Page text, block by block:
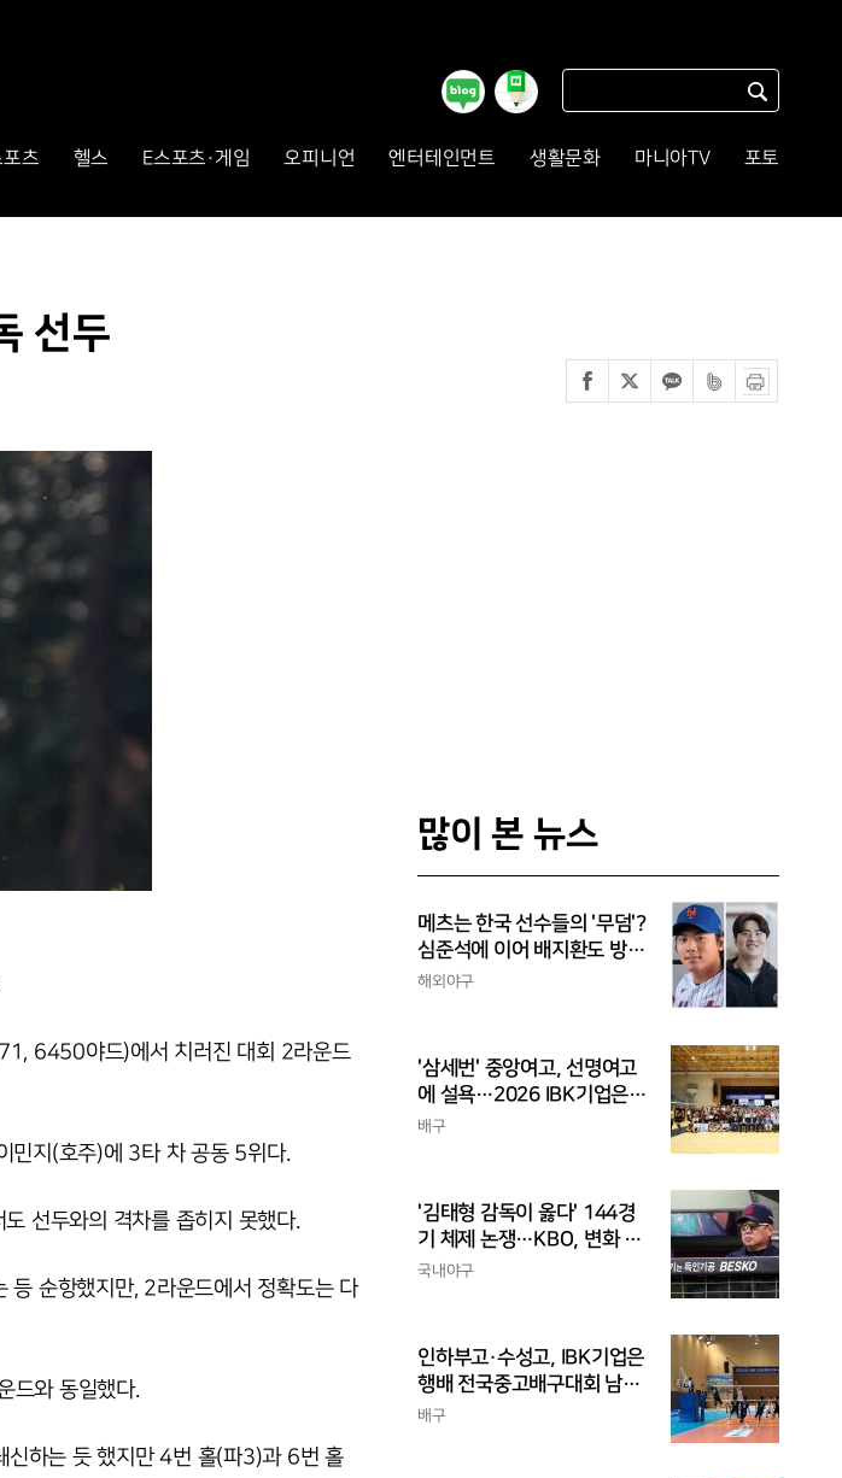
포츠 헬스 E스포츠·게임 오피니언 엔터테인먼트 생활문화 마니아TV 포토
선두
6450야드)에서 치러진 대회 2라운드
민지(호주)에 3타 차 공동 5위다.
선두와의 격차를 좁히지 못했다.
순항했지만, 2라운드에서 정확도는 다
드와 동일했다.
신하는 듯 했지만 4번 홀(파3)과 6번 홀
많이 본 뉴스
메츠는 한국 선수들의 '무덤'?
심준석에 이어 배지환도 방
출...심준석은 이미 귀국, 배
해외야구
'삼세번' 중앙여고, 선명여고
에 설욕…2026 IBK기업은행
배 전국중고배구대회 우승
배구
'김태형 감독이 옳다' 144경
기 체제 논쟁…KBO, 변화 고
민해야, 환경에 맞는 경기 수
국내야구
인하부고·수성고, IBK기업은
행배 전국중고배구대회 남고
부 결승 격돌
배구